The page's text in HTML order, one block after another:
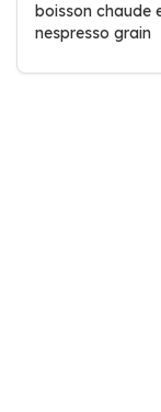
boisson chaude
nespresso grain